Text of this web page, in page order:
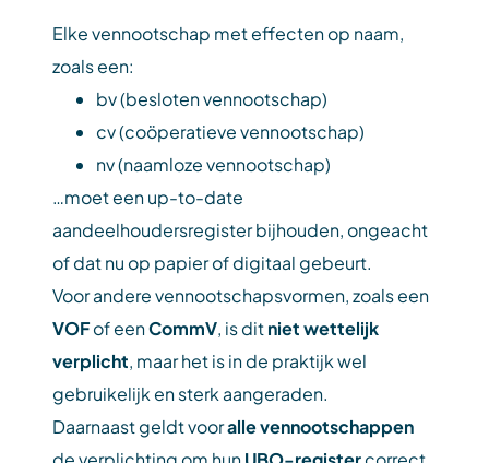
Elke vennootschap met effecten op naam,
zoals een:
bv (besloten vennootschap)
cv (coöperatieve vennootschap)
nv (naamloze vennootschap)
…moet een up-to-date
aandeelhoudersregister bijhouden, ongeacht
of dat nu op papier of digitaal gebeurt.
Voor andere vennootschapsvormen, zoals een
VOFof eenCommV, is ditniet wettelijk
verplicht, maar het is in de praktijk wel
gebruikelijk en sterk aangeraden.
Daarnaast geldt vooralle vennootschappen